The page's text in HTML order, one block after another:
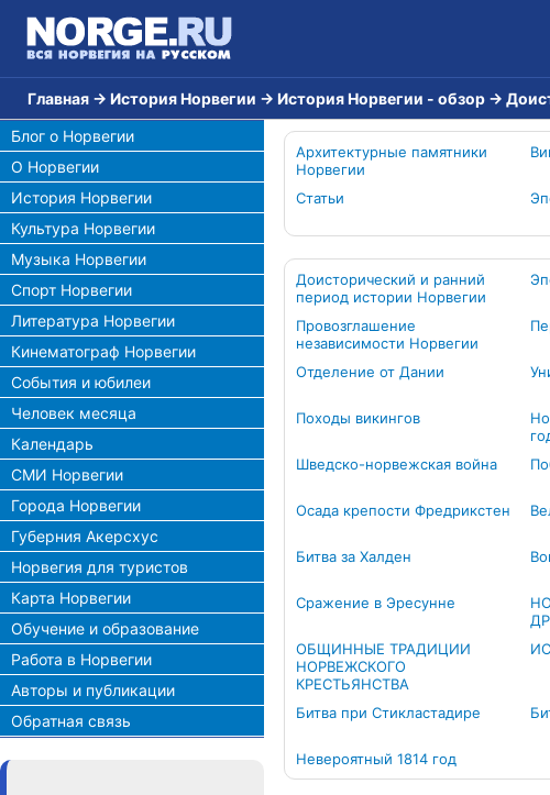
Главная → История Норвегии → История Норвегии - обзор →
Блог о Норвегии
О Норвегии
История Норвегии
Культура Норвегии
Музыка Норвегии
Спорт Норвегии
Литература Норвегии
Кинематограф Норвегии
События и юбилеи
Человек месяца
Календарь
СМИ Норвегии
Города Норвегии
Губерния Акерсхус
Норвегия для туристов
Карта Норвегии
Обучение и образование
Работа в Норвегии
Авторы и публикации
Обратная связь
Архитектурные памятники
Норвегии
Статьи
Доисторический и ранний
период истории Норвегии
Провозглашение
независимости Норвегии
Отделение от Дании
Походы викингов
Шведско-норвежская война
Осада крепости Фредрикстен
Битва за Халден
Сражение в Эресунне
ОБЩИННЫЕ ТРАДИЦИИ
НОРВЕЖСКОГО
КРЕСТЬЯНСТВА
Битва при Стикластадире
Невероятный 1814 год